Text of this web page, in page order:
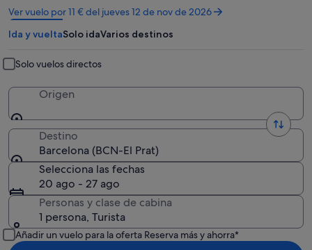
Ver vuelo por 11 € del jueves 12 de nov de 2026
Se
abre
en
ventana
nueva
Ida y vueltaSolo idaVarios destinos
Solo vuelos directos
Origen
Destino
Barcelona (BCN-El Prat)
Selecciona las fechas
20 ago - 27 ago
Personas y clase de cabina
1 persona, Turista
Añadir un vuelo para la oferta Reserva más y ahorra*